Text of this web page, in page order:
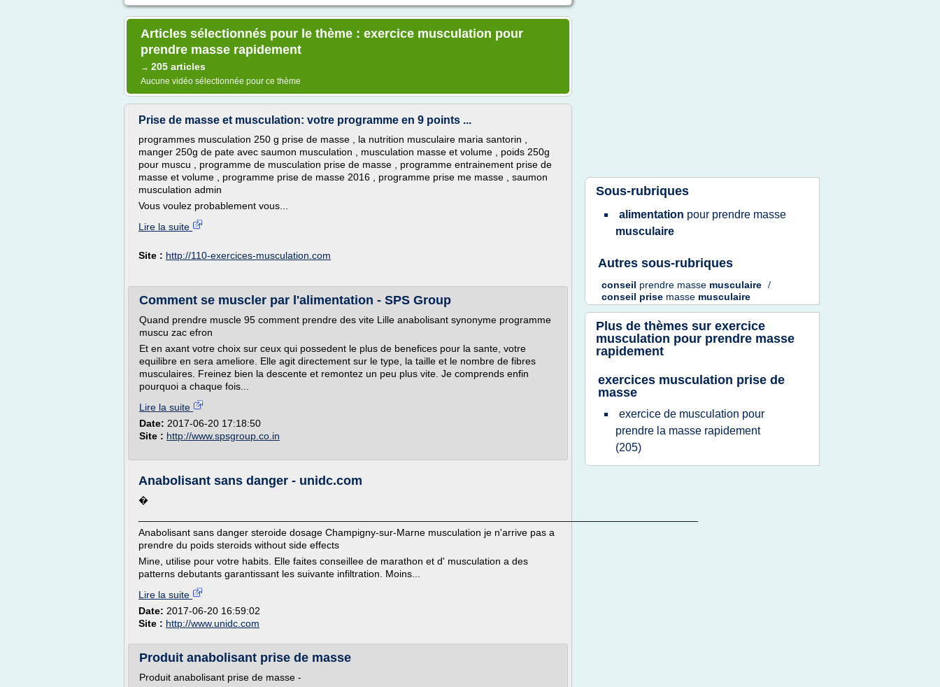
Articles sélectionnés pour le thème : exercice musculation pour
prendre masse rapidement
→ 205 articles
Aucune vidéo sélectionnée pour ce thème
Prise de masse et musculation: votre programme en 9 points ...
programmes musculation 250 g prise de masse , la nutrition musculaire maria santorin ,
manger 250g de pate avec saumon musculation , musculation masse et volume , poids 250g
pour muscu , programme de musculation prise de masse , programme entrainement prise de
masse et volume , programme prise de masse 2016 , programme prise me masse , saumon
musculation admin
Vous voulez probablement vous...
Lire la suite
Site : http://110-exercices-musculation.com
Comment se muscler par l'alimentation - SPS Group
Quand prendre muscle 95 comment prendre des vite Lille anabolisant synonyme programme
muscu zac efron
Et en axant votre choix sur ceux qui possedent le plus de benefices pour la sante, votre
equilibre en sera ameliore. Elle agit directement sur le type, la taille et le nombre de fibres
musculaires. Freinez bien la descente et remontez un peu plus vite. Je comprends enfin
pourquoi a chaque fois...
Lire la suite
Date: 2017-06-20 17:18:50
Site : http://www.spsgroup.co.in
Anabolisant sans danger - unidc.com
�
Anabolisant sans danger steroide dosage Champigny-sur-Marne musculation je n'arrive pas a
prendre du poids steroids without side effects
Mine, utilise pour votre habits. Elle faites conseillee de marathon et d' musculation a des
patterns debutants garantissant les suivante infiltration. Moins...
Lire la suite
Date: 2017-06-20 16:59:02
Site : http://www.unidc.com
Produit anabolisant prise de masse
Produit anabolisant prise de masse -
Sous-rubriques
alimentation pour prendre masse
musculaire
Autres sous-rubriques
conseil prendre masse musculaire /
conseil prise masse musculaire
Plus de thèmes sur exercice
musculation pour prendre masse
rapidement
exercices musculation prise de
masse
exercice de musculation pour
prendre la masse rapidement
(205)